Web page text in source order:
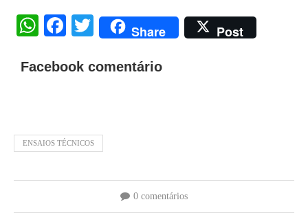
WhatsApp
Facebook
Twitter
Share Post
Facebook comentário
ENSAIOS TÉCNICOS
0 comentários